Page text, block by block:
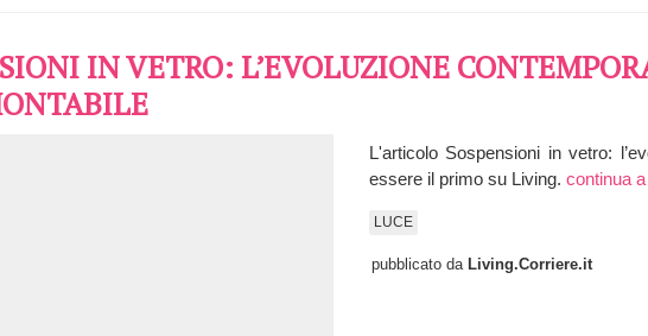
IN VETRO: L’EVOLUZIONE
L'articolo Sospensioni in vetro:
essere il primo su Living. continua
LUCE
pubblicato da Living.Corriere.it